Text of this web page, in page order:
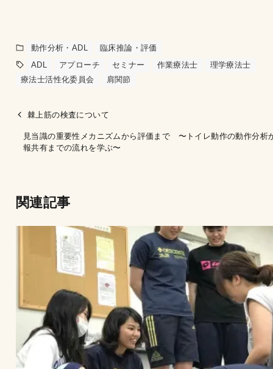
動作分析・ADL
臨床推論・評価
ADL
アプローチ セミナー 作業療法士
理学療法士
療法士活性化委員会
肩関節
棘上筋の検査について
見当識の重要性メカニズムから評価まで 〜トイレ動作の動作分析
報共有までの流れを学ぶ〜
関連記事